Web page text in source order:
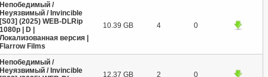
Непобедимый /
Неуязвимый / Invincible
[S03] (2025) WEB-DLRip
1080p | D |
Локализованная версия |
Flarrow Films
10.39 GB 4 0
Непобедимый /
Неуязвимый / Invincible
12.37 GB 2 0